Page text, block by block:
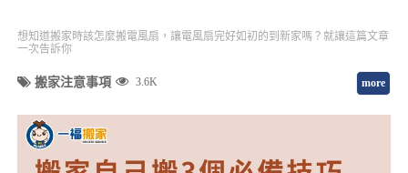
想知道搬家時該怎麼搬電風扇，讓電風扇完好如初的到新家嗎？就讓這篇文章
一次告訴你
搬家注意事項 3.6K more